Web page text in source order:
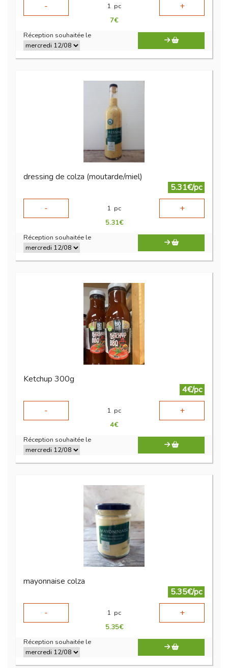
-
1 pc +
7€
Réception souhaitée le
dressing de colza (moutarde/miel)
5.31€/pc
-
1 pc +
5.31€
Réception souhaitée le
Ketchup 300g
4€/pc
-
1 pc +
4€
Réception souhaitée le
mayonnaise colza
5.35€/pc
-
1 pc +
5.35€
Réception souhaitée le